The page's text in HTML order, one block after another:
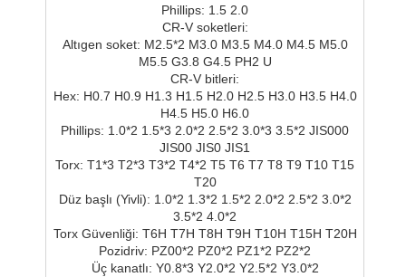
Phillips: 1.5 2.0
CR-V soketleri:
Altıgen soket: M2.5*2 M3.0 M3.5 M4.0 M4.5 M5.0
M5.5 G3.8 G4.5 PH2 U
CR-V bitleri:
Hex: H0.7 H0.9 H1.3 H1.5 H2.0 H2.5 H3.0 H3.5 H4.0
H4.5 H5.0 H6.0
Phillips: 1.0*2 1.5*3 2.0*2 2.5*2 3.0*3 3.5*2 JIS000
JIS00 JIS0 JIS1
Torx: T1*3 T2*3 T3*2 T4*2 T5 T6 T7 T8 T9 T10 T15
T20
Düz başlı (Yivli): 1.0*2 1.3*2 1.5*2 2.0*2 2.5*2 3.0*2
3.5*2 4.0*2
Torx Güvenliği: T6H T7H T8H T9H T10H T15H T20H
Pozidriv: PZ00*2 PZ0*2 PZ1*2 PZ2*2
Üç kanatlı: Y0.8*3 Y2.0*2 Y2.5*2 Y3.0*2